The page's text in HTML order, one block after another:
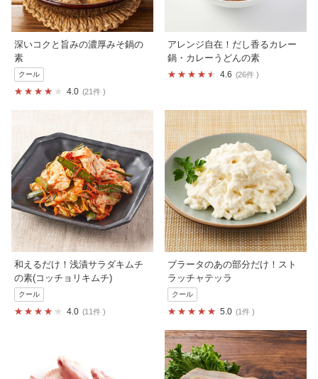
深いコクと旨みの濃厚みそ鍋の
素
クール
4.0 21件
アレンジ自在！だし香るカレー
鍋・カレーうどんの素
4.6 26件
和えるだけ！浅漬サラダキムチ
の素(コッチョリキムチ)
クール
4.0 11件
ブラータのあの部分だけ！スト
ラッチャテッラ
クール
5.0 1件